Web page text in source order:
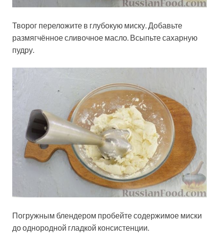
Творог переложите в глубокую миску. Добавьте
размягчённое сливочное масло. Всыпьте сахарную
пудру.
Погружным блендером пробейте содержимое миски
до однородной гладкой консистенции.